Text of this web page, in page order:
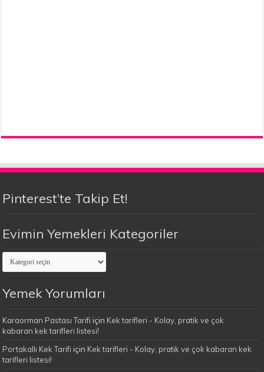
Pinterest’te Takip Et!
Evimin Yemekleri Kategoriler
Evimin
Yemekleri
Kategoriler
Yemek Yorumları
Karaorman Pastası Tarifi için Kek tarifleri - Kolay, pratik ve çok
kabaran kek tarifleri listesi!
Portakallı Kek Tarifi için Kek tarifleri - Kolay, pratik ve çok kabaran kek
tarifleri listesi!